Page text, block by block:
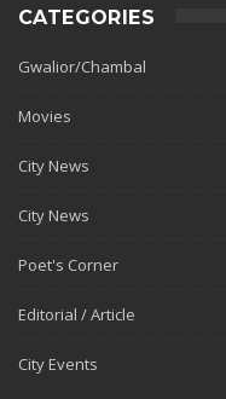
CATEGORIES
Gwalior/Chambal
Movies
City News
City News
Poet's Corner
Editorial / Article
City Events